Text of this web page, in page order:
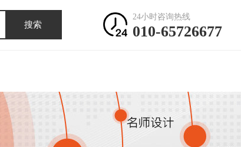
24小时咨询热线
010-65726677
搜索